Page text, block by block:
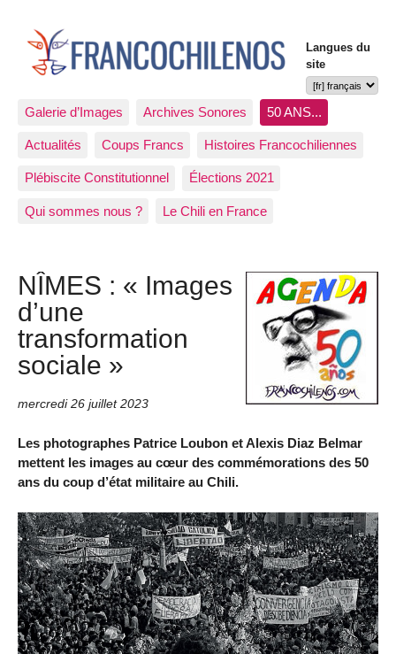
Langues du
site
Galerie d’Images Archives Sonores 50 ANS...
Actualités Coups Francs Histoires Francochiliennes
Plébiscite Constitutionnel Élections 2021
Qui sommes nous ? Le Chili en France
NÎMES : « Images
d’une
transformation
sociale »
mercredi 26 juillet 2023
Les photographes Patrice Loubon et Alexis Diaz Belmar
mettent les images au cœur des commémorations des 50
ans du coup d’état militaire au Chili.